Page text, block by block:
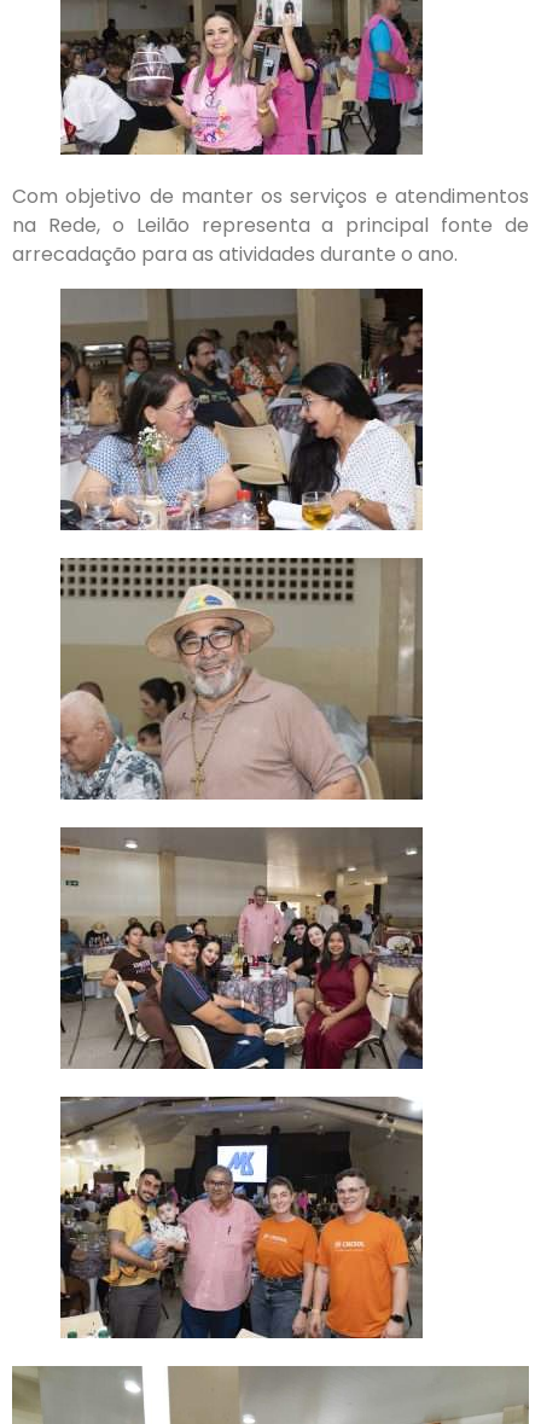
Com objetivo de manter os serviços e atendimentos
na Rede, o Leilão representa a principal fonte de
arrecadação para as atividades durante o ano.